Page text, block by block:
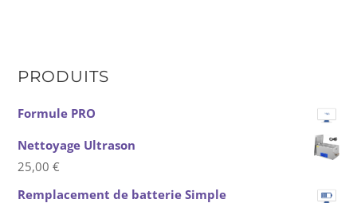
PRODUITS
Formule PRO
Nettoyage Ultrason
25,00€
Remplacement de batterie Simple